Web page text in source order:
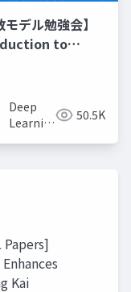
モデル勉強会】
to
Deep
Learning
50.5K
Papers]
Kai